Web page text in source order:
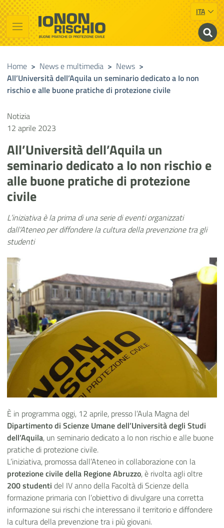
Vai al contenuto principale
Raggiungi il piè di pagina ITA
Io non rischio
Buone pratiche di Protezione Civile
Home > News e multimedia > News >
All’Università dell’Aquila un seminario dedicato a Io non
rischio e alle buone pratiche di protezione civile
Notizia
12 aprile 2023
All’Università dell’Aquila un
seminario dedicato a Io non rischio e
alle buone pratiche di protezione
civile
L’iniziativa è la prima di una serie di eventi organizzati
dall'Ateneo per diffondere la cultura della prevenzione tra gli
studenti
È in programma oggi, 12 aprile, presso l’Aula Magna del
Dipartimento di Scienze Umanedell’Università degli Studi
dell’Aquila, un seminario dedicato a Io non rischio e alle buone
pratiche di protezione civile.
L’iniziativa, promossa dall’Ateneo in collaborazione con la
protezione civile della Regione Abruzzo, è rivolta agli oltre
200 studenti del IV anno della Facoltà di Scienze della
formazione primaria con l’obiettivo di divulgare una corretta
informazione sui rischi che interessano il territorio e diffondere
la cultura della prevenzione tra i più giovani.